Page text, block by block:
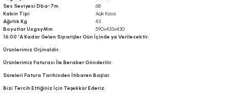
Ses Seviyesi Dba-7m
68
Kabin Tipi
Açık Kasa
Ağırlık Kg
43
Boyutlar UxgxyMm
590x433x430
16:00 'A Kadar Gelen Siparişler Gün İçinde ya Verilecektir.
Ürünlerimiz Orjinaldir.
Ürünlerimiz Faturası İle Beraber Gönderilir.
Süreleri Fatura Tarihinden İtibaren Başlar.
Bizi Tercih Ettiğiniz İçin Teşekkür Ederiz.